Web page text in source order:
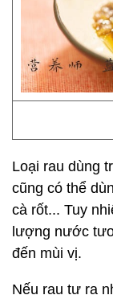
Loại rau dùng
cũng có thể
cà rốt... Tuy
lượng nước
đến mùi vị.
Nếu rau tự ra